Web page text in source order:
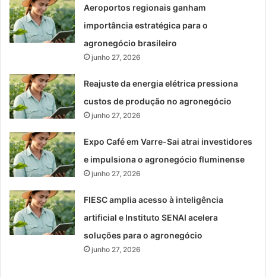
Aeroportos regionais ganham
importância estratégica para o
agronegócio brasileiro
junho 27, 2026
Reajuste da energia elétrica pressiona
custos de produção no agronegócio
junho 27, 2026
Expo Café em Varre-Sai atrai investidores
e impulsiona o agronegócio fluminense
junho 27, 2026
FIESC amplia acesso à inteligência
artificial e Instituto SENAI acelera
soluções para o agronegócio
junho 27, 2026